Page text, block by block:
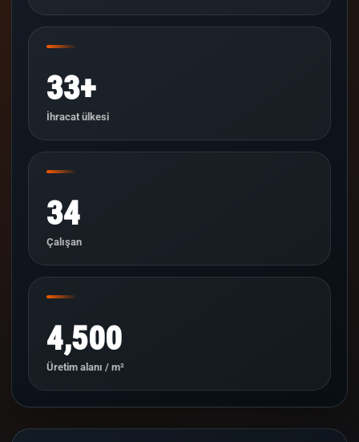
33+
İhracat ülkesi
34
Çalışan
4,500
Üretim alanı / m²